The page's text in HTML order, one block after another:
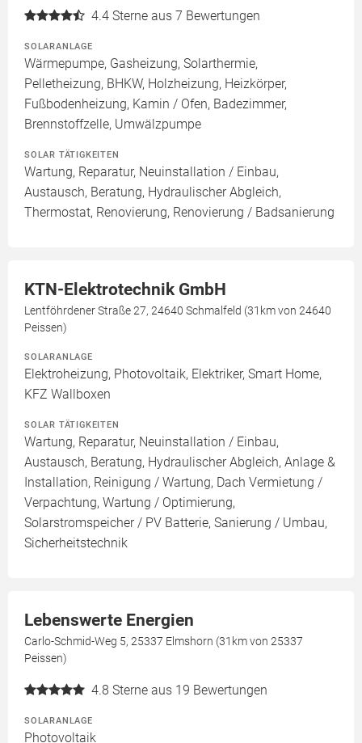
4.4 Sterne aus 7 Bewertungen
SOLARANLAGE
Wärmepumpe, Gasheizung, Solarthermie,
Pelletheizung, BHKW, Holzheizung, Heizkörper,
Fußbodenheizung, Kamin / Ofen, Badezimmer,
Brennstoffzelle, Umwälzpumpe
SOLAR TÄTIGKEITEN
Wartung, Reparatur, Neuinstallation / Einbau,
Austausch, Beratung, Hydraulischer Abgleich,
Thermostat, Renovierung, Renovierung / Badsanierung
KTN-Elektrotechnik GmbH
Lentföhrdener Straße 27, 24640 Schmalfeld (31km von 24640
Peissen)
SOLARANLAGE
Elektroheizung, Photovoltaik, Elektriker, Smart Home,
KFZ Wallboxen
SOLAR TÄTIGKEITEN
Wartung, Reparatur, Neuinstallation / Einbau,
Austausch, Beratung, Hydraulischer Abgleich, Anlage &
Installation, Reinigung / Wartung, Dach Vermietung /
Verpachtung, Wartung / Optimierung,
Solarstromspeicher / PV Batterie, Sanierung / Umbau,
Sicherheitstechnik
Lebenswerte Energien
Carlo-Schmid-Weg 5, 25337 Elmshorn (31km von 25337
Peissen)
4.8 Sterne aus 19 Bewertungen
SOLARANLAGE
Photovoltaik